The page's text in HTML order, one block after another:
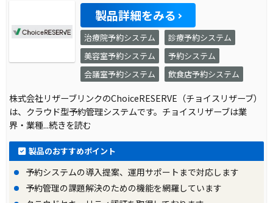
製品詳細をみる
治療院予約システム
診療予約システム
美容室予約システム
予約システム
会議室予約システム
飲食店予約システム
株式会社リザーブリンクのChoiceRESERVE（チョイスリザーブ）
は、クラウド型予約管理システムです。チョイスリザーブは業
界・業種...続きを読む
製品のおすすめポイント
予約システムの導入提案、運用サポートまで対応します
予約管理の課題解決のための機能を網羅しています